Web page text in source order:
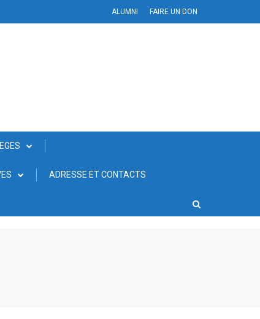
ALUMNI FAIRE UN DON
ADRESSE ET CONTACTS